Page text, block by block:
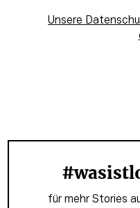
Unsere
für mehr Stories